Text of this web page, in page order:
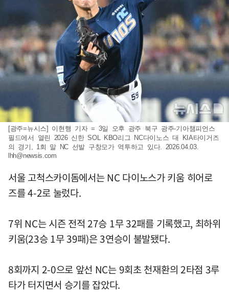
[광주=뉴시스] 이현행 기자 = 3일 오후 광주 북구 광주-기아챔피언스
필드에서 열린 2026 신한 SOL KBO리그 NC다이노스 대 KIA타이거즈
의 경기, 1회 말 NC 선발 구창모가 역투하고 있다. 2026.04.03.
lhh@newsis.com
서울 고척스카이돔에서는 NC 다이노스가 키움 히어로
즈를 4-2로 눌렀다.
7위 NC는 시즌 전적 27승 1무 32패를 기록했고, 최하위
키움(23승 1무 39패)은 3연승이 불발됐다.
8회까지 2-0으로 앞선 NC는 9회초 천재환의 2타점 3루
타가 터지면서 승기를 잡았다.